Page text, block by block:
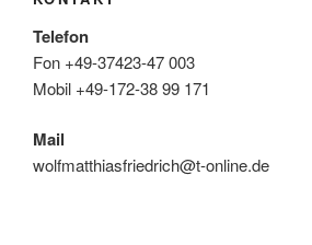
Telefon
Fon +49-37423-47 003
Mobil +49-172-38 99 171
Mail
wolfmatthiasfriedrich@t-online.de